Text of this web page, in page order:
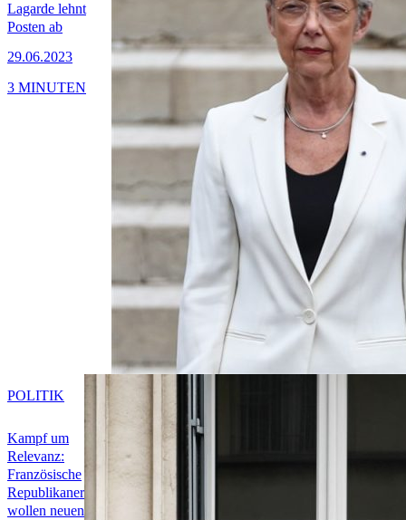
Lagarde lehnt
Posten ab
29.06.2023
3 MINUTEN
Kampf um
Relevanz:
Französische
Republikaner
wollen neuen
POLITIK